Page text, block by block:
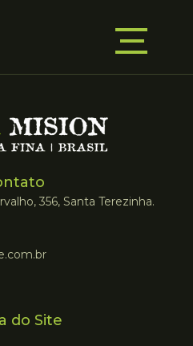
356, Santa Terezinha.
do Site